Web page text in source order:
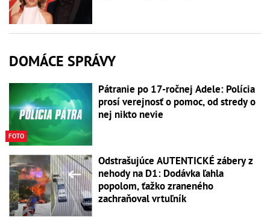
DOMÁCE SPRÁVY
FOTO
Pátranie po 17-ročnej Adele: Polícia
prosí verejnosť o pomoc, od stredy o
nej nikto nevie
Odstrašujúce AUTENTICKÉ zábery z
nehody na D1: Dodávka ľahla
popolom, ťažko zraneného
zachraňoval vrtuľník